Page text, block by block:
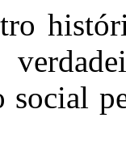
social